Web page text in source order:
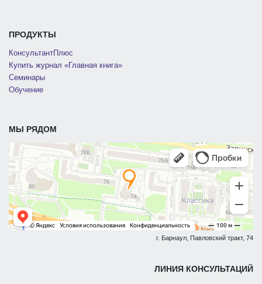
ПРОДУКТЫ
КонсультантПлюс
Купить журнал «Главная книга»
Семинары
Обучение
МЫ РЯДОМ
г. Барнаул, Павловский тракт, 74
ЛИНИЯ КОНСУЛЬТАЦИЙ